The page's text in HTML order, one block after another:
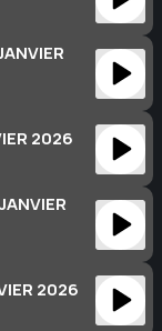
2026
2026